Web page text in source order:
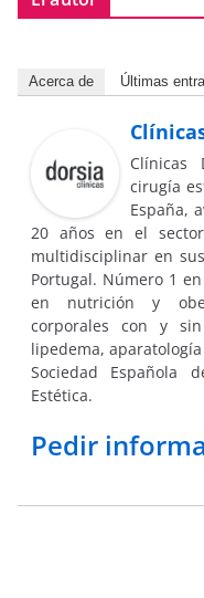
Acerca de Últimas
cirugía
España,
20 años en el
multidisciplinar en
Portugal. Número 1
en nutrición y
corporales con y
lipedema,
Sociedad Española
Estética.
Pedir